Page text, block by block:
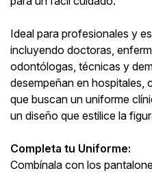
Ideal para profesionales y
incluyendo doctoras,
odontólogas, técnicas y
desempeñan en hospitales,
que buscan un uniforme
un diseño que estilice la
Completa tu Uniforme:
Combínala con los